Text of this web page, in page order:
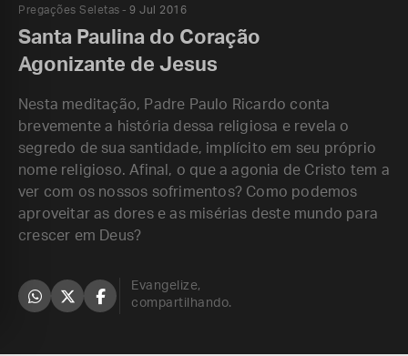
Pregações Seletas 9 Jul 2016
Santa Paulina do Coração
Agonizante de Jesus
Nesta meditação, Padre Paulo Ricardo conta
brevemente a história dessa religiosa e revela o
segredo de sua santidade, implícito em seu próprio
nome religioso. Afinal, o que a agonia de Cristo tem a
ver com os nossos sofrimentos? Como podemos
aproveitar as dores e as misérias deste mundo para
crescer em Deus?
Evangelize,
compartilhando.